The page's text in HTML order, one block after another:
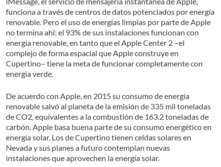
funciona a través de centros de datos potenciados por energía
renovable. Pero el uso de energías limpias por parte de Apple
no termina ahí: el 93% de sus instalaciones funcionan con
energía renovable, en tanto que el Apple Center 2 –el
complejo de forma espacial que Apple construye en
Cupertino– tiene la meta de funcionar completamente con
energía verde.
De acuerdo con Apple, en 2015 su consumo de energía
renovable salvó al planeta de la emisión de 335 mil toneladas
de CO2, equivalentes a la combustión de 163.2 toneladas de
carbón. Apple basa buena parte de su consumo energético en
energía solar. Los de Cupertino tienen celdas solares en
Nevada y sus planes a futuro contemplan nuevas
instalaciones que aprovechen la energía solar.